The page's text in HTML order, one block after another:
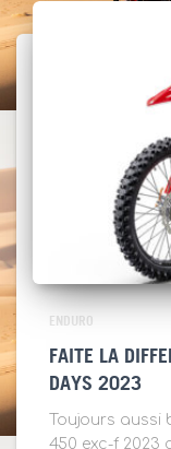
ENDURO
FAITE LA
DAYS 2023
Toujours
450 exc-f 2023